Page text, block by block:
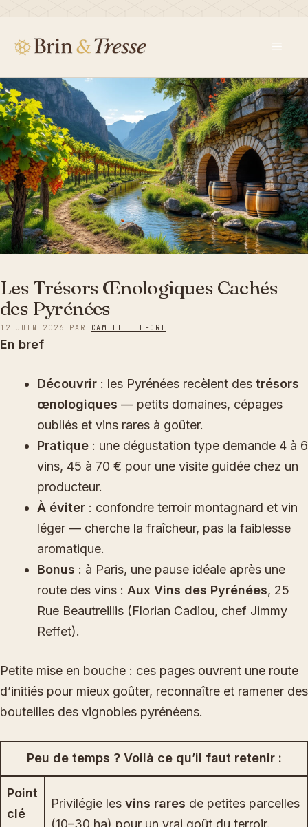
contenu
Menu
Les Trésors Œnologiques Cachés
des Pyrénées
12 JUIN 2026 PAR CAMILLE LEFORT
En bref
Découvrir : les Pyrénées recèlent des trésors
œnologiques — petits domaines, cépages
oubliés et vins rares à goûter.
Pratique : une dégustation type demande 4 à 6
vins, 45 à 70 € pour une visite guidée chez un
producteur.
À éviter : confondre terroir montagnard et vin
léger — cherche la fraîcheur, pas la faiblesse
aromatique.
Bonus : à Paris, une pause idéale après une
route des vins : Aux Vins des Pyrénées, 25
Rue Beautreillis (Florian Cadiou, chef Jimmy
Reffet).
Petite mise en bouche : ces pages ouvrent une route
d’initiés pour mieux goûter, reconnaître et ramener des
bouteilles des vignobles pyrénéens.
Peu de temps ? Voilà ce qu’il faut retenir :
Point
clé
Privilégie les vins rares de petites parcelles
(10–30 ha) pour un vrai goût du terroir.